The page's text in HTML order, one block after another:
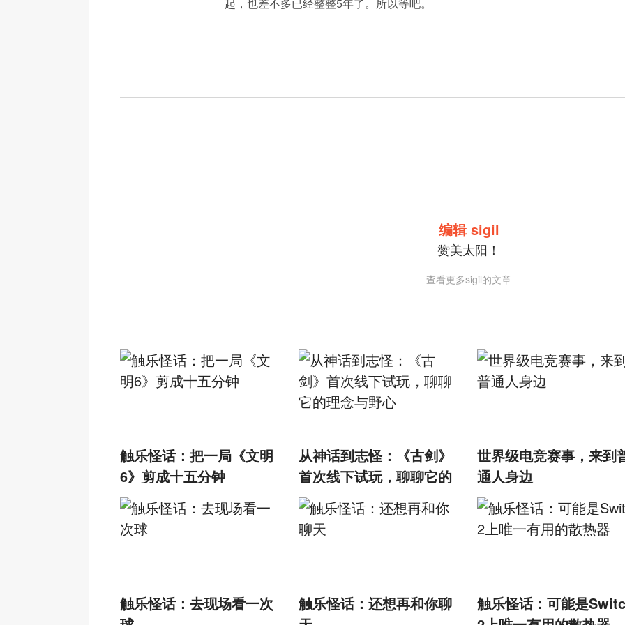
编辑 sigil
赞美太阳！
查看更多sigil的文章
触乐怪话：把一局《文明
6》剪成十五分钟
从神话到志怪：《古剑》
首次线下试玩，聊聊它的
理念与野心
世界级电竞赛事，来到
通人身边
触乐怪话：去现场看一次
触乐怪话：还想再和你聊
触乐怪话：可能是